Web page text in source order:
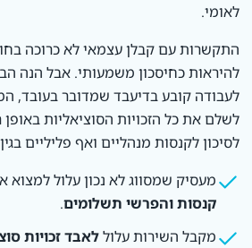
לאומי.
התקשרות עם קבלן עצמאי לא כרוכה
להיראות כחיסכון משמעותי. אבל הנה
לעבודה קובע בדיעבד שמדובר בעובד,
לשלם את כל הזכויות הסוציאליות באופן
לסיכון לקנסות מנהליים ואף פליליים
מעסיק שמסווג לא נכון עלול למצוא
קנסות והפרשי תשלומים.
מקבל השירות עלוללאבד זכויות